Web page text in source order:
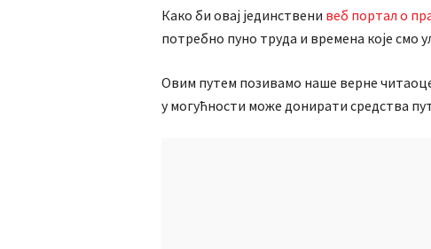
Како би овај јединствени веб портал о
потребно пуно труда и времена које смо
Овим путем позивамо наше верне читаоце
у могућности може донирати средства